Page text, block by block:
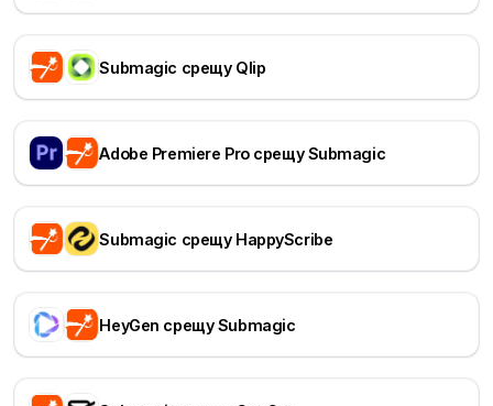
Submagic срещу Qlip
Adobe Premiere Pro срещу Submagic
Submagic срещу HappyScribe
HeyGen срещу Submagic